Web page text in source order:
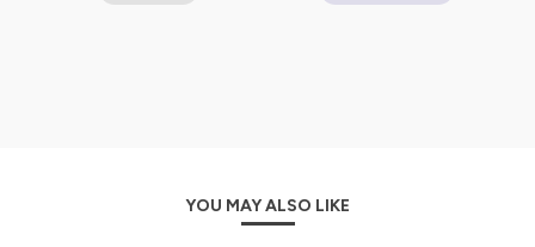
YOU MAY ALSO LIKE